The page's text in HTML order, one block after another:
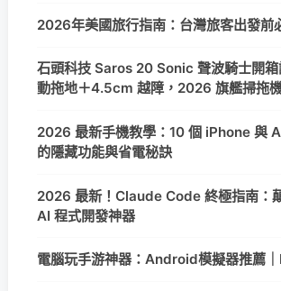
2026年美國旅行指南：台灣旅客出發前
石頭科技 Saros 20 Sonic 聲波騎士開
動拖地＋4.5cm 越障，2026 旗艦掃拖
2026 最新手機教學：10 個 iPhone 與
的隱藏功能與省電秘訣
2026 最新！Claude Code 終極指南：
AI 程式開發神器
電腦玩手游神器：Android模擬器推薦